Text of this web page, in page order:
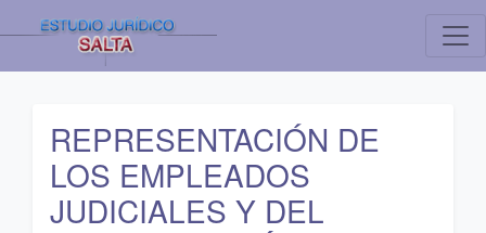
REPRESENTACIÓN DE
LOS EMPLEADOS
JUDICIALES Y DEL